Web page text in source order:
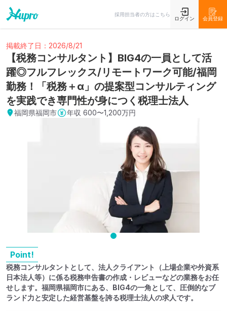
採用担当者の方はこちら
ログイン 会員登録
掲載終了日：2026/8/21
【税務コンサルタント】BIG4の一員として活
躍◎フルフレックス/リモートワーク可能/福岡
勤務！「税務＋α」の提案型コンサルティング
を実践でき専門性が身につく税理士法人
福岡県福岡市 年収 600〜1,200万円
Point!
税務コンサルタントとして、法人クライアント（上場企業や外資系
日本法人等）に係る税務申告書の作成・レビューなどの業務をお任
せします。福岡県福岡市にある、BIG4の一角として、圧倒的なブ
ランド力と安定した経営基盤を誇る税理士法人の求人です。